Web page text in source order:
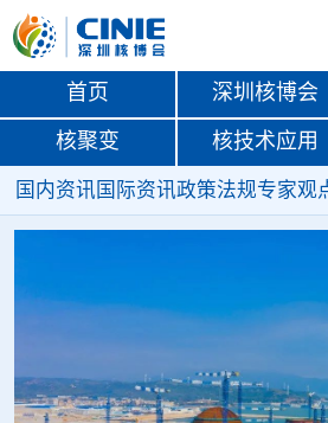
首页 深圳核博会
核聚变 核技术应用
国内资讯 国际资讯政策法规专家观